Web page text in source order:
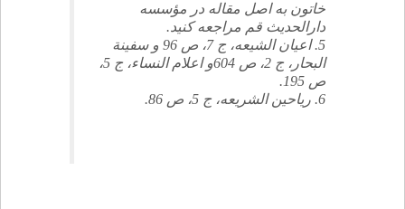
خاتون به اصل مقاله در مؤسسه
دارالحديث قم مراجعه كنيد.
5. اعيان الشيعه، ج 7، ص 96 و سفينة
البحار، ج 2، ص 604و اعلام النساء، ج 5،
ص 195.
6. رياحين الشريعه، ج 5، ص 86.